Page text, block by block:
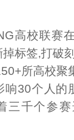
高校联赛
标签,打破
所高校聚
响30个人的
三千个参